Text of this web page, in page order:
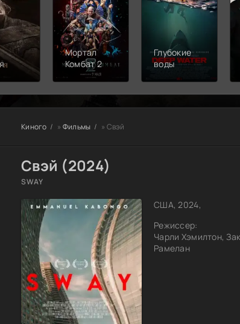
Мортал
Комбат 2
Глубокие
воды
Киного » Фильмы » Свэй
Свэй (2024)
SWAY
США, 2024,
Режиссер:
Чарли Хэмилтон,
Рамелан